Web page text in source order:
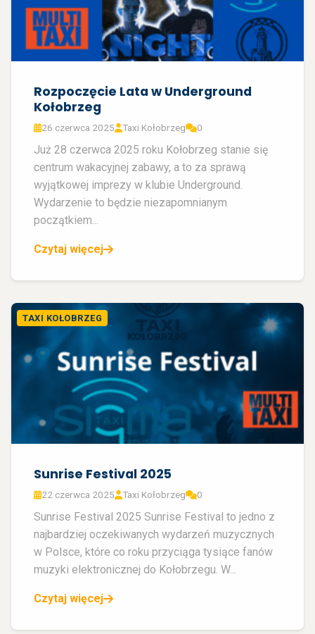
Rozpoczęcie Lata w Underground
Kołobrzeg
26 czerwca 2025 Taxi Kołobrzeg 0
Już 28 czerwca 2025 roku Kołobrzeg stanie się
centrum wakacyjnej zabawy, a to za sprawą
wyjątkowej imprezy w klubie Underground.
Wydarzenie to będzie niezapomnianym
początkiem...
Czytaj więcej
TAXI KOŁOBRZEG
Sunrise Festival 2025
22 czerwca 2025 Taxi Kołobrzeg 0
Sunrise Festival 2025 Sunrise Festival to jedno z
najbardziej oczekiwanych wydarzeń muzycznych
w Polsce, które co roku przyciąga tysiące fanów
muzyki elektronicznej do Kołobrzegu. W...
Czytaj więcej